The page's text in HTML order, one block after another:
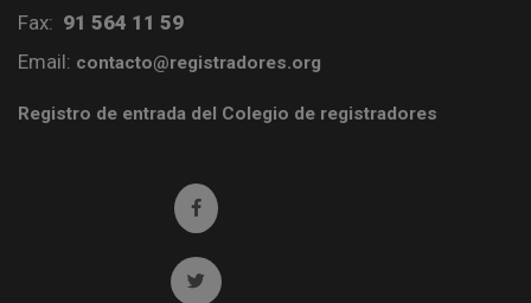
Fax: 91 564 11 59
Email: contacto@registradores.org
Registro de entrada del Colegio de registradores
Ir a facebook (abre en ventana nueva)
Ir a twitter (abre en ventana nueva)